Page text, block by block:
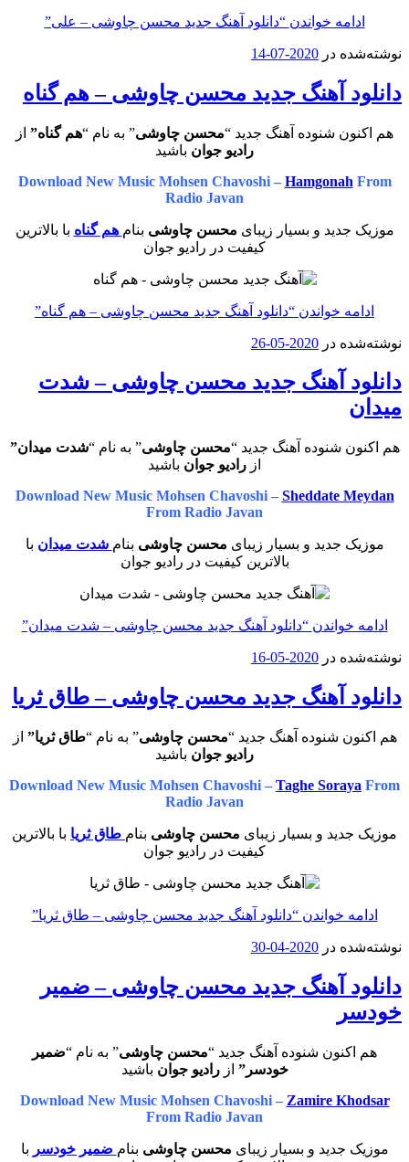
ادامه خواندن “دانلود آهنگ جدید محسن چاوشی – علی”
نوشته‌شده در 2020-07-14
دانلود آهنگ جدید محسن چاوشی – هم گناه
هم اکنون شنوده آهنگ جدید “محسن چاوشی” به نام “هم گناه” از
رادیو جوان باشید
Download New Music Mohsen Chavoshi – Hamgonah From
Radio Javan
موزیک جدید و بسیار زیبای محسن چاوشی بنام هم گناه با بالاترین
کیفیت در رادیو جوان
ادامه خواندن “دانلود آهنگ جدید محسن چاوشی – هم گناه”
نوشته‌شده در 2020-05-26
دانلود آهنگ جدید محسن چاوشی – شدت
میدان
هم اکنون شنوده آهنگ جدید “محسن چاوشی” به نام “شدت میدان”
از رادیو جوان باشید
Download New Music Mohsen Chavoshi – Sheddate Meydan
From Radio Javan
موزیک جدید و بسیار زیبای محسن چاوشی بنام شدت میدان با
بالاترین کیفیت در رادیو جوان
ادامه خواندن “دانلود آهنگ جدید محسن چاوشی – شدت میدان”
نوشته‌شده در 2020-05-16
دانلود آهنگ جدید محسن چاوشی – طاق ثریا
هم اکنون شنوده آهنگ جدید “محسن چاوشی” به نام “طاق ثریا” از
رادیو جوان باشید
Download New Music Mohsen Chavoshi – Taghe Soraya From
Radio Javan
موزیک جدید و بسیار زیبای محسن چاوشی بنام طاق ثریا با بالاترین
کیفیت در رادیو جوان
ادامه خواندن “دانلود آهنگ جدید محسن چاوشی – طاق ثریا”
نوشته‌شده در 2020-04-30
دانلود آهنگ جدید محسن چاوشی – ضمیر
خودسر
هم اکنون شنوده آهنگ جدید “محسن چاوشی” به نام “ضمیر
خودسر” ازرادیو جوان باشید
Download New Music Mohsen Chavoshi – Zamire Khodsar
From Radio Javan
موزیک جدید و بسیار زیبای محسن چاوشی بنام ضمیر خودسر با